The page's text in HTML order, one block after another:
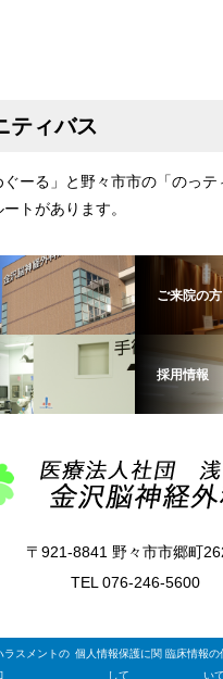
ティバス
ぐーる」と野々市市の「のっテ
トがあります。
ご来院の方
採用情報
〒921-8841 野々市市郷町
TEL 076-246-5600
ラスメントの 個人情報保護に関
して
臨床情報の
いて